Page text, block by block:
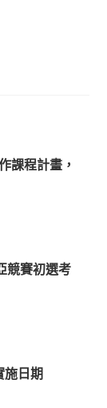
課程計畫，
競賽初選考
施日期